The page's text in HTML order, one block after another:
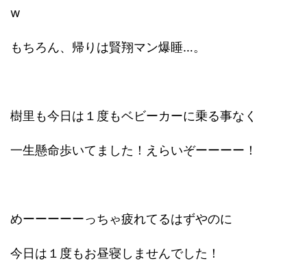
w
もちろん、帰りは賢翔マン爆睡…。
樹里も今日は１度もベビーカーに乗る事なく
一生懸命歩いてました！えらいぞーーーー！
めーーーーーっちゃ疲れてるはずやのに
今日は１度もお昼寝しませんでした！